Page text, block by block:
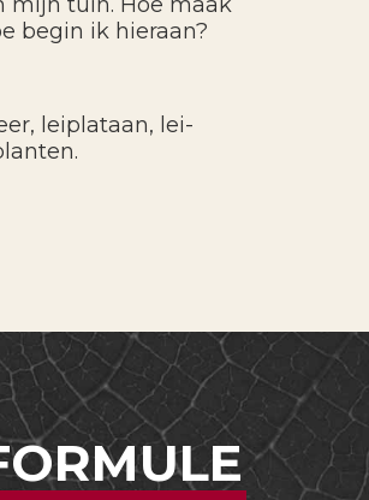
begin ik hieraan?
leiplataan, lei-